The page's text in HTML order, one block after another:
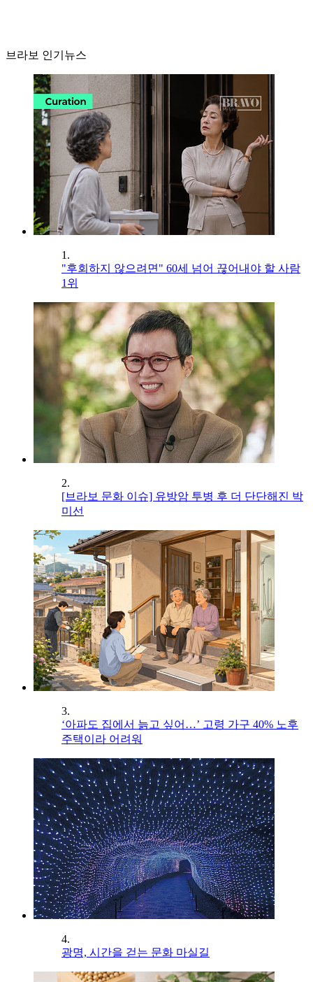
브라보 인기뉴스
1.
"후회하지 않으려면" 60세 넘어 끊어내야 할 사람
1위
2.
[브라보 문화 이슈] 유방암 투병 후 더 단단해진 박
미선
3.
‘아파도 집에서 늙고 싶어…’ 고령 가구 40% 노후
주택이라 어려워
4.
광명, 시간을 걷는 문화 마실길